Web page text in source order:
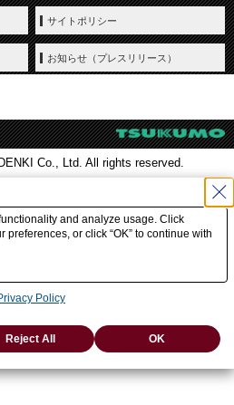
サイトポリシー
お知らせ（プレスリリース）
Co., Ltd. All rights reserved.
and analyze usage. Click
preferences, or click “OK” to continue with
Policy
Reject All OK